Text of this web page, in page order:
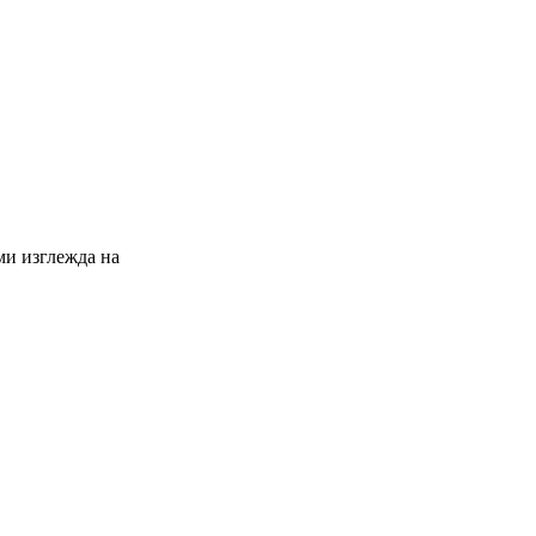
изглежда на